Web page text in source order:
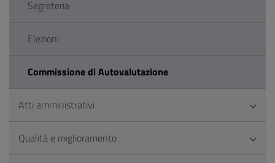
Segreteria
Elezioni
Commissione di Autovalutazione
Atti amministrativi
Qualità e miglioramento